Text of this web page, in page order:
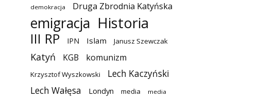
demokracja Druga Zbrodnia Katyńska
emigracja Historia
III RP IPN Islam Janusz Szewczak
Katyń KGB komunizm
Krzysztof Wyszkowski
Lech Kaczyński
Lech Wałęsa
Londyn media media